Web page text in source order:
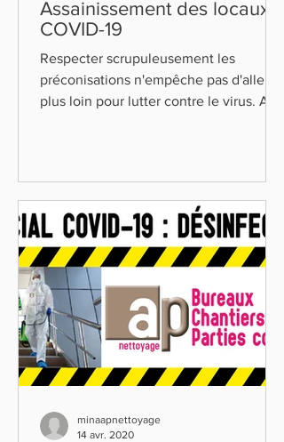
Assainissement des locaux
COVID-19
Respecter scrupuleusement les
préconisations n'empêche pas d'aller
plus loin pour lutter contre le virus. AP
minaapnettoyage
14 avr. 2020